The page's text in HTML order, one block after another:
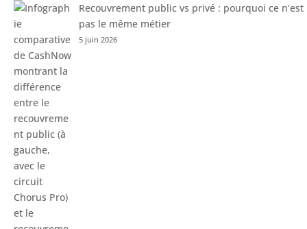
Recouvrement public vs privé : pourquoi ce n’est
pas le même métier
5 juin 2026